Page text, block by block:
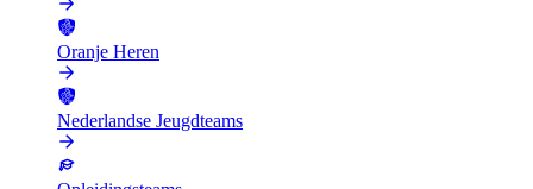
Oranje Heren
Nederlandse Jeugdteams